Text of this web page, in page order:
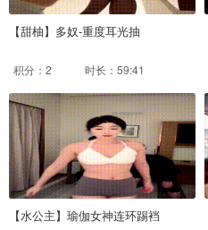
【甜柚】多奴-重度耳光抽
积分：2 时长：59:41
【水公主】瑜伽女神连环踢裆